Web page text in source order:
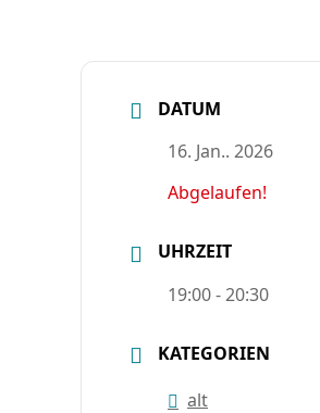
DATUM
16. Jan.. 2026
Abgelaufen!
UHRZEIT
19:00 - 20:30
KATEGORIEN
alt